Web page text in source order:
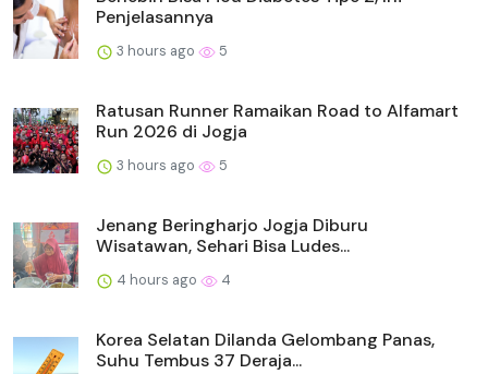
Penjelasannya
3 hours ago 5
Ratusan Runner Ramaikan Road to Alfamart
Run 2026 di Jogja
3 hours ago 5
Jenang Beringharjo Jogja Diburu
Wisatawan, Sehari Bisa Ludes...
4 hours ago 4
Korea Selatan Dilanda Gelombang Panas,
Suhu Tembus 37 Deraja...